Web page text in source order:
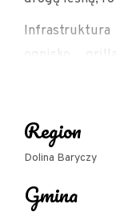
Infrastruktura
ognisko,
imprezy, w
Region
Dolina Baryczy
Gmina